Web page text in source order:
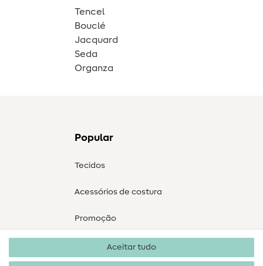
Tencel
Bouclé
Jacquard
Seda
Organza
Popular
Tecidos
Acessórios de costura
Promoção
Aceitar tudo